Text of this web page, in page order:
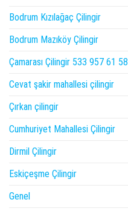
Bodrum Kızılağaç Çilingir
Bodrum Mazıköy Çilingir
Çamarası Çilingir 533 957 61 58
Cevat şakir mahallesi çilingir
Çırkan çilingir
Cumhuriyet Mahallesi Çilingir
Dirmil Çilingir
Eskiçeşme Çilingir
Genel